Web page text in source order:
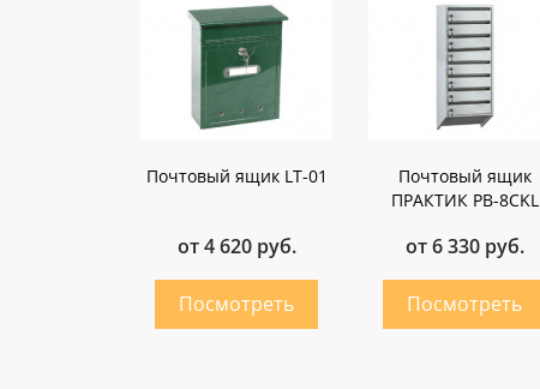
Почтовый ящик LT-01
от 4 620 руб.
Почтовый ящик
ПРАКТИК PB-8CKL
от 6 330 руб.